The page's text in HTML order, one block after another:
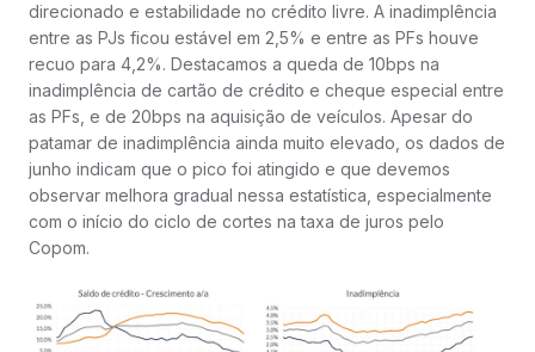
direcionado e estabilidade no crédito livre. A inadimplência
entre as PJs ficou estável em 2,5% e entre as PFs houve
recuo para 4,2%. Destacamos a queda de 10bps na
inadimplência de cartão de crédito e cheque especial entre
as PFs, e de 20bps na aquisição de veículos. Apesar do
patamar de inadimplência ainda muito elevado, os dados de
junho indicam que o pico foi atingido e que devemos
observar melhora gradual nessa estatística, especialmente
com o início do ciclo de cortes na taxa de juros pelo
Copom.